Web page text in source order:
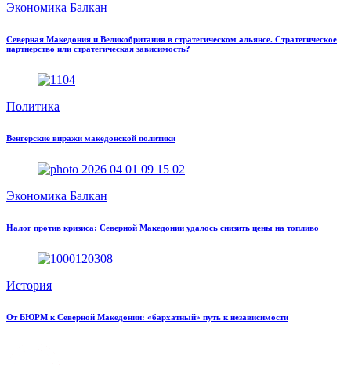
Экономика Балкан
Северная Македония и Великобритания в стратегическом альянсе. Стратегическое
партнерство или стратегическая зависимость?
Политика
Венгерские виражи македонской политики
Экономика Балкан
Налог против кризиса: Северной Македонии удалось снизить цены на топливо
История
От БЮРМ к Северной Македонии: «бархатный» путь к независимости